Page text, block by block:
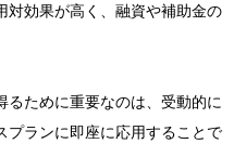
対効果が高く、融資や補助金の
るために重要なのは、受動的に
プランに即座に応用することで